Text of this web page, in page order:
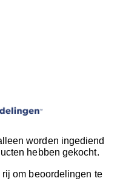
worden ingediend
hebben gekocht.
om beoordelingen te